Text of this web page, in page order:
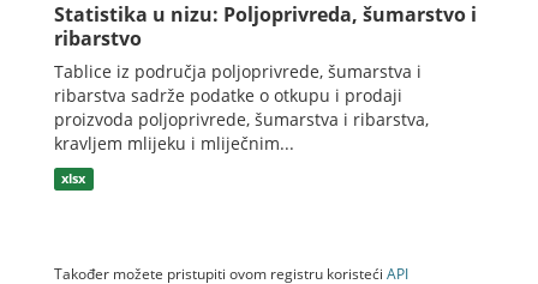
Statistika u nizu: Poljoprivreda, šumarstvo i
ribarstvo
Tablice iz područja poljoprivrede, šumarstva i
ribarstva sadrže podatke o otkupu i prodaji
proizvoda poljoprivrede, šumarstva i ribarstva,
kravljem mlijeku i mliječnim...
xlsx
Također možete pristupiti ovom registru koristeći API